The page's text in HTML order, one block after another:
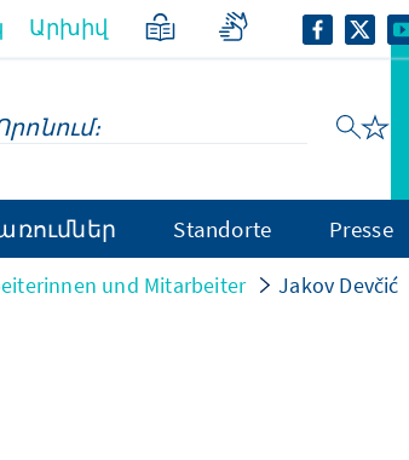
Արխիվ
Standorte Presse
und Mitarbeiter Jakov Devčić